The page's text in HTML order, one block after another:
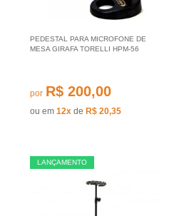
PEDESTAL PARA MICROFONE DE
MESA GIRAFA TORELLI HPM-56
por R$ 200,00
ou em 12x de R$ 20,35
LANÇAMENTO